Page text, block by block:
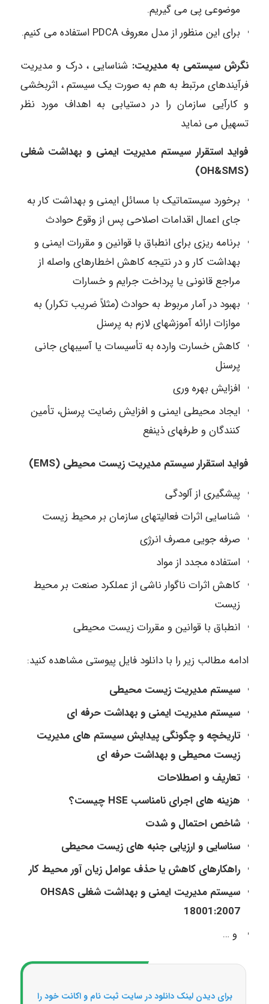
موضوعی پی می گیریم.
برای این منظور از مدل معروف PDCA استفاده می کنیم.
نگرش سیستمی به مدیریت: شناسایی ، درک و مدیریت
فرآیندهای مرتبط به هم به صورت یک سیستم ، اثربخشی
و کارآیی سازمان را در دستیابی به اهداف مورد نظر
تسهیل می نماید
فواید استقرار سیستم مدیریت ایمنی و بهداشت شغلی
(OH&SMS)
برخورد سیستماتیک با مسائل ایمنی و بهداشت کار به
جای اعمال اقدامات اصلاحی پس از وقوع حوادث
برنامه ریزی برای انطباق با قوانین و مقررات ایمنی و
بهداشت کار و در نتیجه کاهش اخطارهای واصله از
مراجع قانونی یا پرداخت جرایم و خسارات
بهبود در آمار مربوط به حوادث (مثلاً ضریب تکرار) به
موازات ارائه آموزشهای لازم به پرسنل
کاهش خسارت وارده به تأسیسات یا آسیبهای جانی
پرسنل
افزایش بهره وری
ایجاد محیطی ایمنی و افزایش رضایت پرسنل، تأمین
کنندگان و طرفهای ذینفع
فواید استقرار سیستم مدیریت زیست محیطی (EMS)
پیشگیری از آلودگی
شناسایی اثرات فعالیتهای سازمان بر محیط زیست
صرفه جویی مصرف انرژی
استفاده مجدد از مواد
کاهش اثرات ناگوار ناشی از عملکرد صنعت بر محیط
زیست
انطباق با قوانین و مقررات زیست محیطی
ادامه مطالب زیر را با دانلود فایل پیوستی مشاهده کنید:
سیستم مدیریت زیست محیطی
سیستم مدیریت ایمنی و بهداشت حرفه ای
تاریخچه و چگونگی پیدایش سیستم های مدیریت
زیست محیطی و بهداشت حرفه ای
تعاریف و اصطلاحات
هزینه های اجرای نامناسب HSE چیست؟
شاخص احتمال و شدت
سناسایی و ارزیابی جنبه های زیست محیطی
راهکارهای کاهش یا حذف عوامل زیان آور محیط کار
سیستم مدیریت ایمنی و بهداشت شغلی OHSAS
18001:2007
و …
برای دیدن لینک دانلود در سایت ثبت نام و اکانت خود را